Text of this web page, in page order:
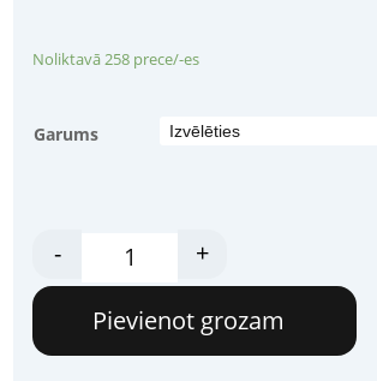
Noliktavā 258 prece/-es
Garums
ERGO Ratchet Strap 10-12m 2500daN
- +
Pievienot grozam